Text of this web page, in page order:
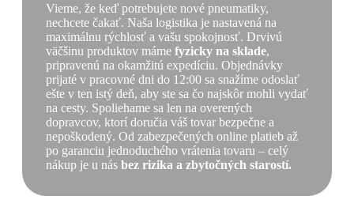
Vieme, že keď potrebujete nové pneumatiky,
nechcete čakať. Naša logistika je nastavená na
maximálnu rýchlosť a vašu spokojnosť. Drvivú
väčšinu produktov máme fyzicky na sklade,
pripravenú na okamžitú expedíciu. Objednávky
prijaté v pracovné dni do 12:00 sa snažíme odoslať
ešte v ten istý deň, aby ste sa čo najskôr mohli vydať
na cesty. Spoliehame sa len na overených
dopravcov, ktorí doručia váš tovar bezpečne a
nepoškodený. Od zabezpečených online platieb až
po garanciu jednoduchého vrátenia tovaru – celý
nákup je u nás bez rizika a zbytočných starostí.